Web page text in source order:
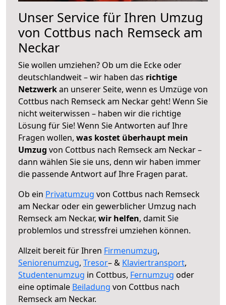
Unser Service für Ihren Umzug
von Cottbus nach Remseck am
Neckar
Sie wollen umziehen? Ob um die Ecke oder
deutschlandweit – wir haben das richtige
Netzwerkan unserer Seite, wenn es Umzüge von
Cottbus nach Remseck am Neckar geht! Wenn Sie
nicht weiterwissen – haben wir die richtige
Lösung für Sie! Wenn Sie Antworten auf Ihre
Fragen wollen, was kostet überhaupt mein
Umzug von Cottbus nach Remseck am Neckar –
dann wählen Sie sie uns, denn wir haben immer
die passende Antwort auf Ihre Fragen parat.
Ob ein Privatumzug von Cottbus nach Remseck
am Neckar oder ein gewerblicher Umzug nach
Remseck am Neckar, wir helfen, damit Sie
problemlos und stressfrei umziehen können.
Allzeit bereit für Ihren Firmenumzug,
Seniorenumzug, Tresor– & Klaviertransport,
Studentenumzug in Cottbus, Fernumzug oder
eine optimale Beiladung von Cottbus nach
Remseck am Neckar.